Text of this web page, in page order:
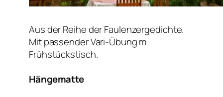
Aus der Reihe der Faulenzergedichte.
Mit passender Vari-Übung m
Frühstückstisch.
Hängematte